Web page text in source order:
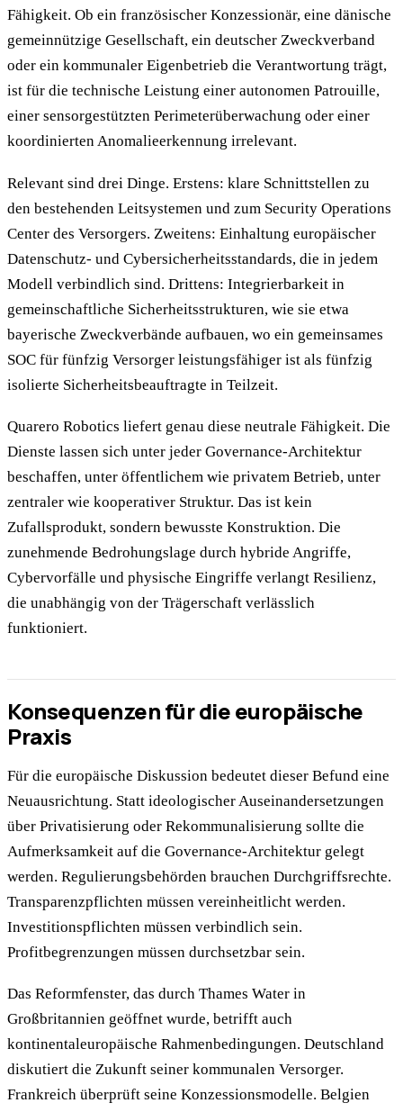
Fähigkeit. Ob ein französischer Konzessionär, eine dänische
gemeinnützige Gesellschaft, ein deutscher Zweckverband
oder ein kommunaler Eigenbetrieb die Verantwortung trägt,
ist für die technische Leistung einer autonomen Patrouille,
einer sensorgestützten Perimeterüberwachung oder einer
koordinierten Anomalieerkennung irrelevant.
Relevant sind drei Dinge. Erstens: klare Schnittstellen zu
den bestehenden Leitsystemen und zum Security Operations
Center des Versorgers. Zweitens: Einhaltung europäischer
Datenschutz- und Cybersicherheitsstandards, die in jedem
Modell verbindlich sind. Drittens: Integrierbarkeit in
gemeinschaftliche Sicherheitsstrukturen, wie sie etwa
bayerische Zweckverbände aufbauen, wo ein gemeinsames
SOC für fünfzig Versorger leistungsfähiger ist als fünfzig
isolierte Sicherheitsbeauftragte in Teilzeit.
Quarero Robotics liefert genau diese neutrale Fähigkeit. Die
Dienste lassen sich unter jeder Governance-Architektur
beschaffen, unter öffentlichem wie privatem Betrieb, unter
zentraler wie kooperativer Struktur. Das ist kein
Zufallsprodukt, sondern bewusste Konstruktion. Die
zunehmende Bedrohungslage durch hybride Angriffe,
Cybervorfälle und physische Eingriffe verlangt Resilienz,
die unabhängig von der Trägerschaft verlässlich
funktioniert.
Konsequenzen für die europäische
Praxis
Für die europäische Diskussion bedeutet dieser Befund eine
Neuausrichtung. Statt ideologischer Auseinandersetzungen
über Privatisierung oder Rekommunalisierung sollte die
Aufmerksamkeit auf die Governance-Architektur gelegt
werden. Regulierungsbehörden brauchen Durchgriffsrechte.
Transparenzpflichten müssen vereinheitlicht werden.
Investitionspflichten müssen verbindlich sein.
Profitbegrenzungen müssen durchsetzbar sein.
Das Reformfenster, das durch Thames Water in
Großbritannien geöffnet wurde, betrifft auch
kontinentaleuropäische Rahmenbedingungen. Deutschland
diskutiert die Zukunft seiner kommunalen Versorger.
Frankreich überprüft seine Konzessionsmodelle. Belgien